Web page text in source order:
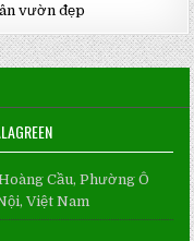
vườn đẹp
Cầu, Phường Ô
Việt Nam